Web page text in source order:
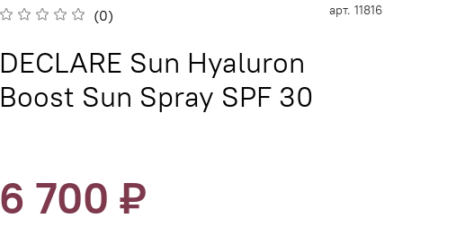
(0) арт. 11816
DECLARE Sun Hyaluron
Boost Sun Spray SPF 30
6 700 ₽